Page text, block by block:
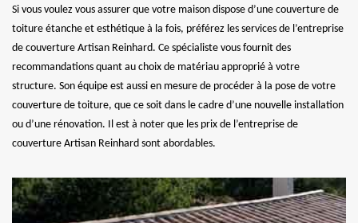
Si vous voulez vous assurer que votre maison dispose d’une couverture de
toiture étanche et esthétique à la fois, préférez les services de l’entreprise
de couverture Artisan Reinhard. Ce spécialiste vous fournit des
recommandations quant au choix de matériau approprié à votre
structure. Son équipe est aussi en mesure de procéder à la pose de votre
couverture de toiture, que ce soit dans le cadre d’une nouvelle installation
ou d’une rénovation. Il est à noter que les prix de l’entreprise de
couverture Artisan Reinhard sont abordables.